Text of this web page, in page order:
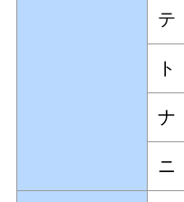
テ
ト
ナ
ニ